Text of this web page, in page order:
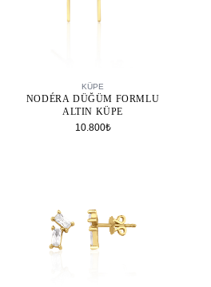
KÜPE
NODÉRA DÜĞÜM FORMLU
ALTIN KÜPE
10.800₺